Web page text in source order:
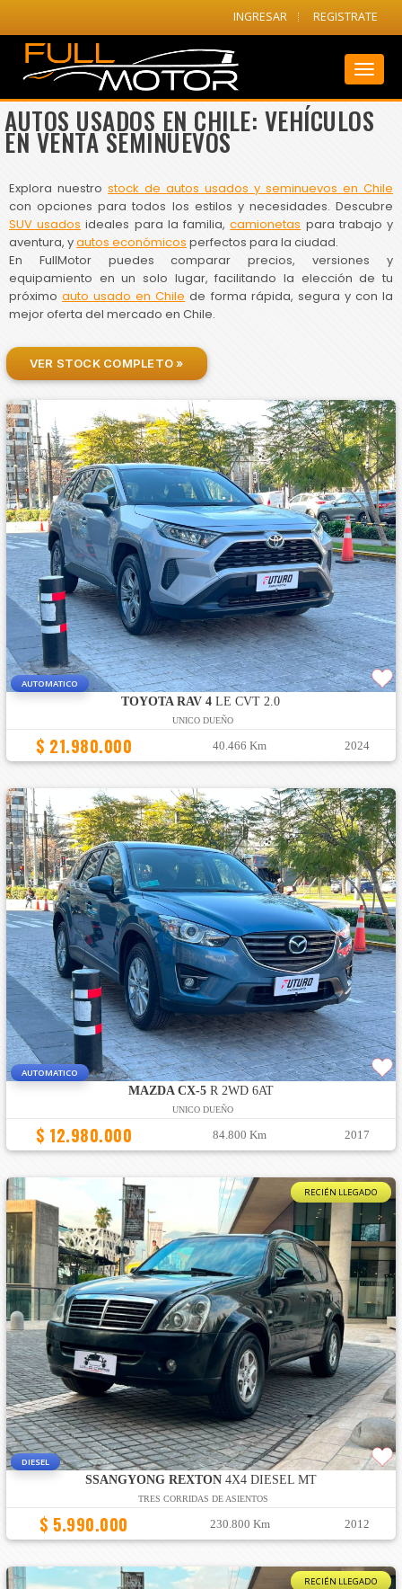
INGRESAR REGISTRATE
AUTOS USADOS EN CHILE: VEHÍCULOS
EN VENTA SEMINUEVOS
Explora nuestro stock de autos usados y seminuevos en Chile
con opciones para todos los estilos y necesidades. Descubre
SUV usados ideales para la familia,camionetas para trabajo y
aventura, yautos económicos perfectos para la ciudad.
En FullMotor puedes comparar precios, versiones y
equipamiento en un solo lugar, facilitando la elección de tu
próximoauto usado en Chile de forma rápida, segura y con la
mejor oferta del mercado en Chile.
VER STOCK COMPLETO »
AUTOMATICO
TOYOTA RAV 4 LE CVT 2.0
UNICO DUEÑO
$ 21.980.000 40.466 Km 2024
AUTOMATICO
MAZDA CX-5 R 2WD 6AT
UNICO DUEÑO
$ 12.980.000 84.800 Km 2017
RECIÉN LLEGADO
DIESEL
SSANGYONG REXTON4X4 DIESEL MT
TRES CORRIDAS DE ASIENTOS
$ 5.990.000 230.800 Km 2012
RECIÉN LLEGADO